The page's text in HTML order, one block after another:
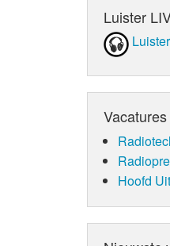
Luister
Vacatures
Hoofd